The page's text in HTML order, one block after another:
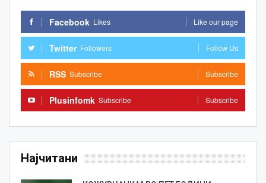
Facebook Likes Like our page
Twitter Followers Follow Us
RSS Subscribe Subscribe
Plusinfomk Subscribe Subscribe
Најчитани